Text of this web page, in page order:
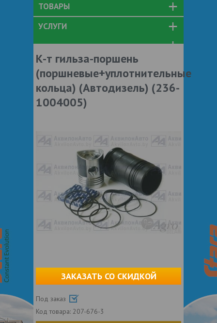
ТОВАРЫ
УСЛУГИ
К-т гильза-поршень
(поршневые+уплотнительные
кольца) (Автодизель) (236-
1004005)
ЗАКАЗАТЬ СО СКИДКОЙ
Под заказ
Код товара: 207-676-3